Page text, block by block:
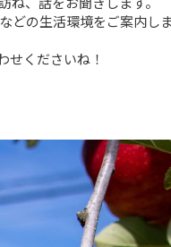
どの生活環境をご案内し
せくださいね！